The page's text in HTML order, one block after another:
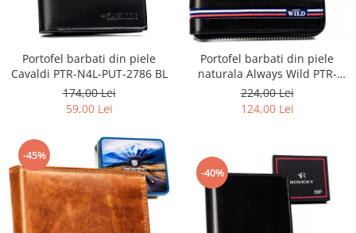
Portofel barbati din piele
Cavaldi PTR-N4L-PUT-2786 BL
174,00 Lei
59,00 Lei
Portofel barbati din piele
naturala Always Wild PTR-
N992Z-GV-5292 BL
224,00 Lei
124,00 Lei
-45%
-40%